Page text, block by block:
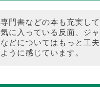
専門書などの本も充実し
気に入っている反面、ジ
などについてはもっと工
ように感じています。